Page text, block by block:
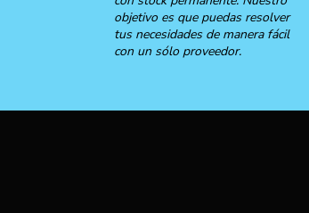
objetivo es que puedas resolver
tus necesidades de manera fácil
con un sólo proveedor.